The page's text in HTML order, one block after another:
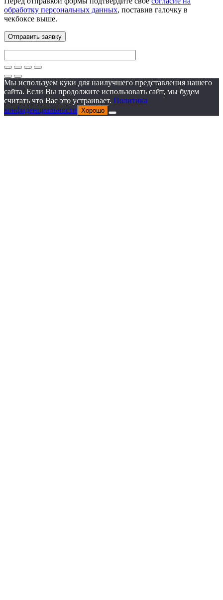
обработку персональных данных, поставив галочку в
чекбоксе выше.
Мы используем куки для наилучшего представления нашего
сайта. Если Вы продолжите использовать сайт, мы будем
считать что Вас это устраивает. Политика
конфиденциальности Хорошо